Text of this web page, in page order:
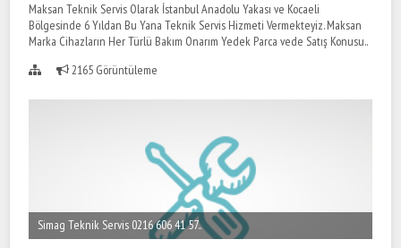
Maksan Teknik Servis Olarak İstanbul Anadolu Yakası ve Kocaeli
Bölgesinde 6 Yıldan Bu Yana Teknik Servis Hizmeti Vermekteyiz. Maksan
Marka Cihazların Her Türlü Bakım Onarım Yedek Parca vede Satış Konusu..
2165 Görüntüleme
Simag Teknik Servis 0216 606 41 57..